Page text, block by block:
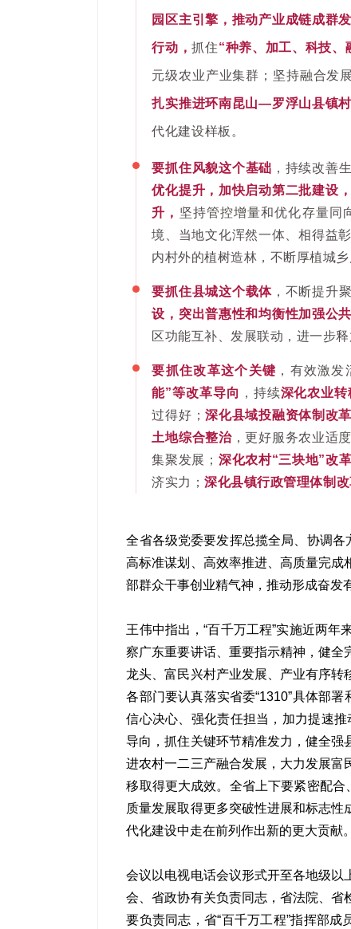
园区主引擎，推动产业成链成群
行动，抓住“种养、加工、科技、
元级农业产业集群；坚持融合发
扎实推进环南昆山—罗浮山县镇
代化建设样板。
要抓住风貌这个基础 ，持续改善
优化提升，加快启动第二批建设
升， 坚持管控增量和优化存量同
境、当地文化浑然一体、相得益彰
内村外的植树造林，不断厚植城乡
要抓住县城这个载体 ，不断提升
设， 突出普惠性和均衡性加强公
区功能互补、发展联动，进一步释
要抓住改革这个关键 ，有效激发
能”等改革导向 ，持续深化农业
过得好；深化县域投融资体制改革
土地综合整治，更好服务农业适
集聚发展； 深化农村“三块地”改革
济实力；深化县镇行政管理体制
全省各级党委要发挥总揽全局、协调各
高标准谋划、高效率推进、高质量完
部群众干事创业精气神，推动形成奋发
王伟中指出，“百千万工程”实施近两
察广东重要讲话、重要指示精神，健
龙头、富民兴村产业发展、产业有序转
各部门要认真落实省委“1310”具体部
信心决心、强化责任担当，加力提速推
导向，抓住关键环节精准发力，健全强
进农村一二三产融合发展，大力发展
移取得更大成效。全省上下要紧密配合
质量发展取得更多突破性进展和标志
代化建设中走在前列作出新的更大贡献。
会议以电视电话会议形式开至各地级
会、省政协有关负责同志，省法院、省
要负责同志，省“百千万工程”指挥部